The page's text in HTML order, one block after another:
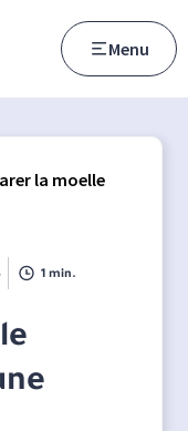
Menu
la moelle
1 min.